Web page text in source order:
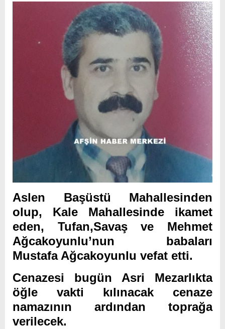
Aslen Başüstü Mahallesinden
olup, Kale Mahallesinde ikamet
eden, Tufan,Savaş ve Mehmet
Ağcakoyunlu’nun babaları
Mustafa Ağcakoyunlu vefat etti.
Cenazesi bugün Asri Mezarlıkta
öğle vakti kılınacak cenaze
namazının ardından toprağa
verilecek.